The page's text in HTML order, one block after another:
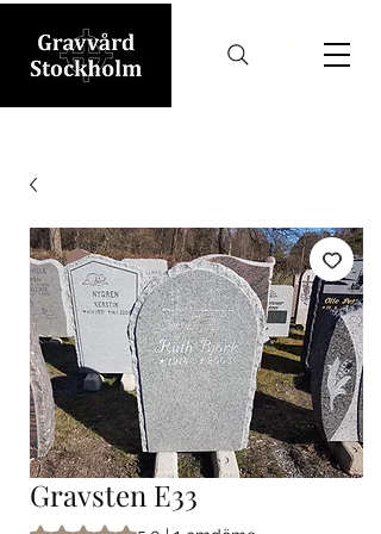
Gravsten E33